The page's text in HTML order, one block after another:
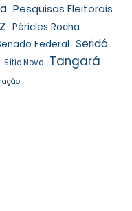
Pesquisas Eleitorais
Péricles Rocha
Federal Seridó
Sítio Novo Tangará